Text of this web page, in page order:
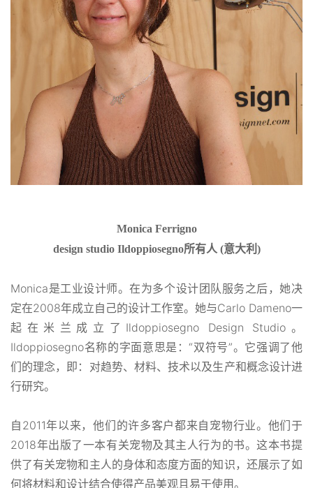
Monica Ferrigno
design studio Ildoppiosegno所有人 (意大利)
Monica是工业设计师。在为多个设计团队服务之后，她决
定在2008年成立自己的设计工作室。她与Carlo Dameno一
起在米兰成立了Ildoppiosegno Design Studio。
Ildoppiosegno名称的字面意思是：“双符号”。它强调了他
们的理念，即：对趋势、材料、技术以及生产和概念设计进
行研究。
自2011年以来，他们的许多客户都来自宠物行业。他们于
2018年出版了一本有关宠物及其主人行为的书。这本书提
供了有关宠物和主人的身体和态度方面的知识，还展示了如
何将材料和设计结合使得产品美观且易于使用。